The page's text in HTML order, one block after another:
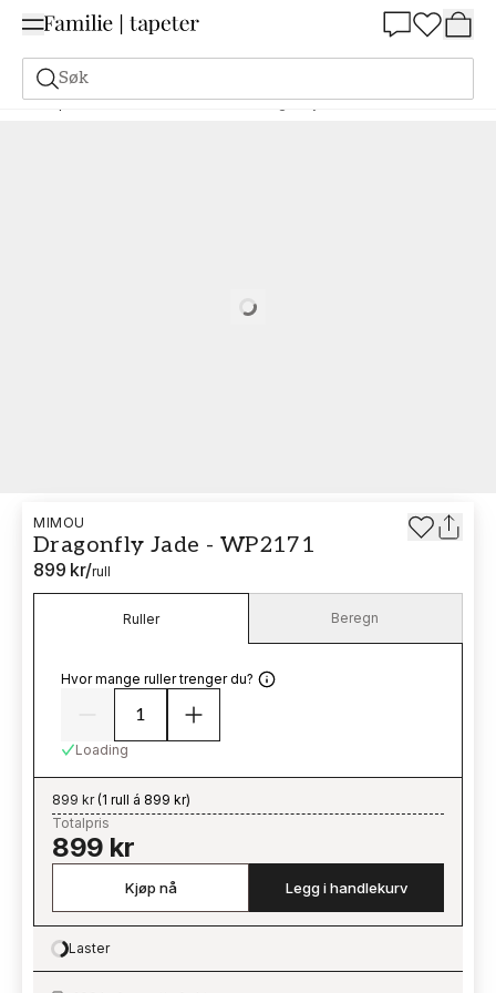
Søk
Tapeter Merke Mimou Mimou Dragonfly Jade - WP2171
Loading…
MIMOU
Dragonfly Jade - WP2171
899 kr/rull
Ruller Beregn
Hvor mange ruller trenger du?
Loading
899 kr(1 rull á 899 kr)
Totalpris
899 kr
Kjøp nå Legg i handlekurv
Loading…
Laster